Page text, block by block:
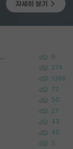
Korea University 수학, 컴퓨터과학 이학사, UC Berkeley 산업공학 대학원 공학박사가 되는 것은 쉽지 않겠죠? 9
274
1388
72
50
27
43
40
5